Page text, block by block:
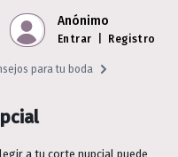
Anónimo
Entrar Registro
para tu boda
a tu corte nupcial puede